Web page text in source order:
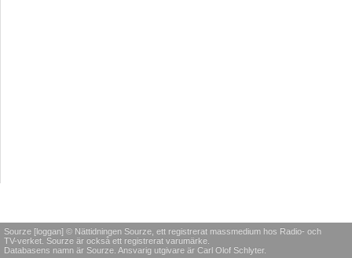
Sourze [loggan] © Nättidningen Sourze, ett registrerat massmedium hos Radio- och
TV-verket. Sourze är också ett registrerat varumärke.
Databasens namn är Sourze. Ansvarig utgivare är Carl Olof Schlyter.